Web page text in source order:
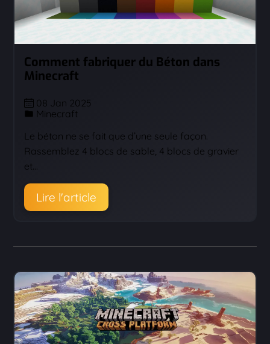
Comment fabriquer du Béton dans
Minecraft
08 Jan 2025
Minecraft
Le béton ne se fait que d’une seule façon.
Rassemblez 4 blocs de sable, 4 blocs de gravier
et…
Lire l'article